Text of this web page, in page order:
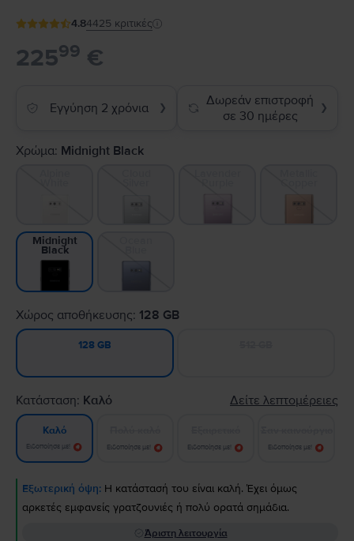
4.84425 κριτικές
22599 €
Εγγύηση 2 χρόνια ❯
Δωρεάν επιστροφή
σε 30 ημέρες
❯
Χρώμα: Midnight Black
Midnight
Black
Χώρος αποθήκευσης: 128 GB
128 GB
Κατάσταση: Καλό Δείτε λεπτομέρειες
Καλό
Ειδοποίησε με! Ειδοποίησε με! Ειδοποίησε με! Ειδοποίησε με!
Εξωτερική όψη: Η κατάστασή του είναι καλή. Έχει όμως
αρκετές εμφανείς γρατζουνιές ή πολύ ορατά σημάδια.
Άριστη λειτουργία